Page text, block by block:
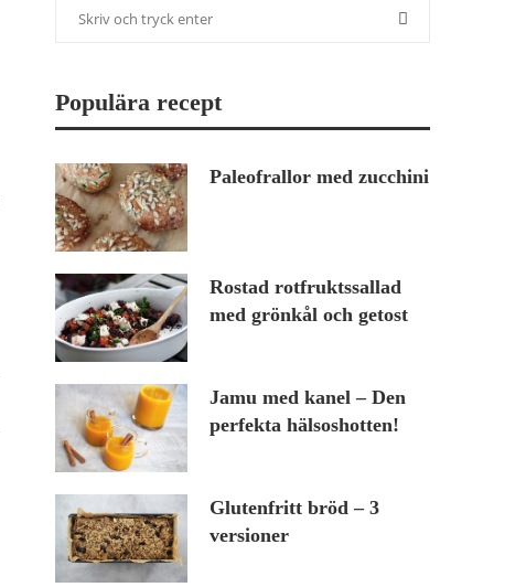
Populära recept
Paleofrallor med zucchini
Rostad rotfruktssallad
med grönkål och getost
Jamu med kanel – Den
perfekta hälsoshotten!
Glutenfritt bröd – 3
versioner